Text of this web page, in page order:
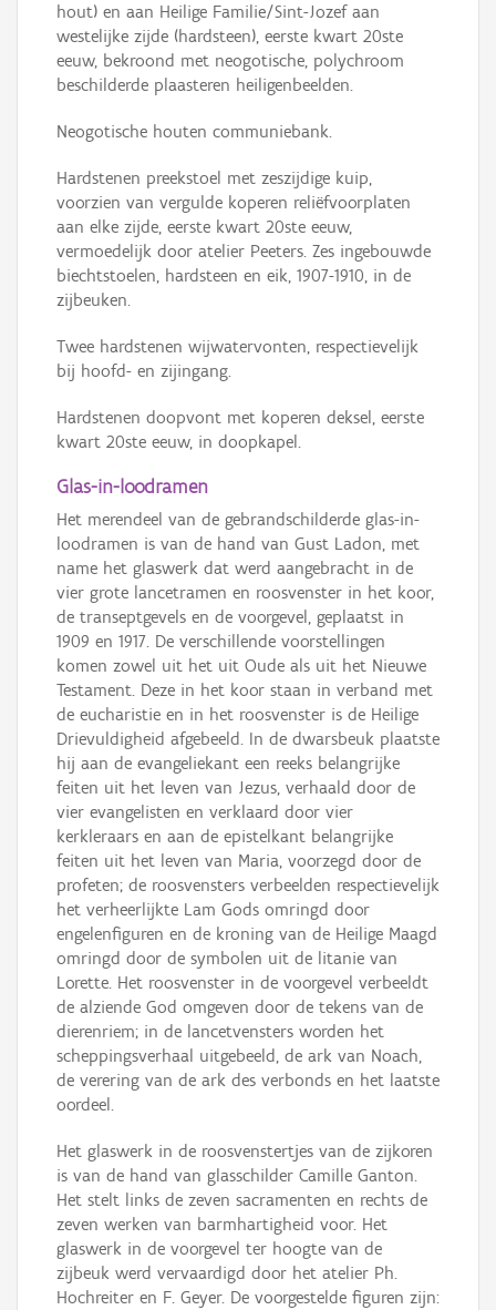
hout) en aan Heilige Familie/Sint-Jozef aan
westelijke zijde (hardsteen), eerste kwart 20ste
eeuw, bekroond met neogotische, polychroom
beschilderde plaasteren heiligenbeelden.
Neogotische houten communiebank.
Hardstenen preekstoel met zeszijdige kuip,
voorzien van vergulde koperen reliëfvoorplaten
aan elke zijde, eerste kwart 20ste eeuw,
vermoedelijk door atelier Peeters. Zes ingebouwde
biechtstoelen, hardsteen en eik, 1907-1910, in de
zijbeuken.
Twee hardstenen wijwatervonten, respectievelijk
bij hoofd- en zijingang.
Hardstenen doopvont met koperen deksel, eerste
kwart 20ste eeuw, in doopkapel.
Glas-in-loodramen
Het merendeel van de gebrandschilderde glas-in-
loodramen is van de hand van Gust Ladon, met
name het glaswerk dat werd aangebracht in de
vier grote lancetramen en roosvenster in het koor,
de transeptgevels en de voorgevel, geplaatst in
1909 en 1917. De verschillende voorstellingen
komen zowel uit het uit Oude als uit het Nieuwe
Testament. Deze in het koor staan in verband met
de eucharistie en in het roosvenster is de Heilige
Drievuldigheid afgebeeld. In de dwarsbeuk plaatste
hij aan de evangeliekant een reeks belangrijke
feiten uit het leven van Jezus, verhaald door de
vier evangelisten en verklaard door vier
kerkleraars en aan de epistelkant belangrijke
feiten uit het leven van Maria, voorzegd door de
profeten; de roosvensters verbeelden respectievelijk
het verheerlijkte Lam Gods omringd door
engelenfiguren en de kroning van de Heilige Maagd
omringd door de symbolen uit de litanie van
Lorette. Het roosvenster in de voorgevel verbeeldt
de alziende God omgeven door de tekens van de
dierenriem; in de lancetvensters worden het
scheppingsverhaal uitgebeeld, de ark van Noach,
de verering van de ark des verbonds en het laatste
oordeel.
Het glaswerk in de roosvenstertjes van de zijkoren
is van de hand van glasschilder Camille Ganton.
Het stelt links de zeven sacramenten en rechts de
zeven werken van barmhartigheid voor. Het
glaswerk in de voorgevel ter hoogte van de
zijbeuk werd vervaardigd door het atelier Ph.
Hochreiter en F. Geyer. De voorgestelde figuren zijn: